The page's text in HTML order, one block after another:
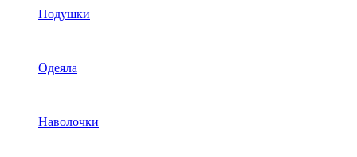
Подушки
Одеяла
Наволочки